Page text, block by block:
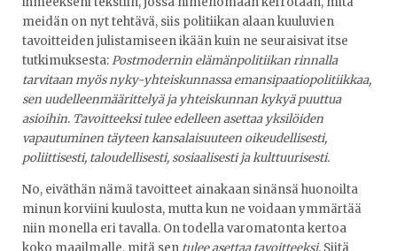
meidän on nyt tehtävä, siis politiikan alaan kuuluvien
tavoitteiden julistamiseen ikään kuin ne seuraisivat itse
tutkimuksesta:Postmodernin elämänpolitiikan rinnalla
tarvitaan myös nyky-yhteiskunnassa emansipaatiopolitiikkaa,
sen uudelleenmäärittelyä ja yhteiskunnan kykyä puuttua
asioihin. Tavoitteeksi tulee edelleen asettaa yksilöiden
vapautuminen täyteen kansalaisuuteen oikeudellisesti,
poliittisesti, taloudellisesti, sosiaalisesti ja kulttuurisesti.
No, eiväthän nämä tavoitteet ainakaan sinänsä huonoilta
minun korviini kuulosta, mutta kun ne voidaan ymmärtää
niin monella eri tavalla. On todella varomatonta kertoa
koko maailmalle, mitä sen tulee asettaa tavoitteeksi. Siitä